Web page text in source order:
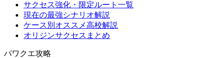
サクセス強化・限定ルート一覧
現在の最強シナリオ解説
ケース別オススメ高校解説
オリジンサクセスまとめ
パワクエ攻略